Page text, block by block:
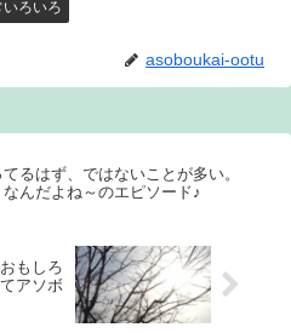
いろいろ
asoboukai-ootu
るはず、ではないことが多い。
なんだよね～のエピソード♪
もしろ
アソボ